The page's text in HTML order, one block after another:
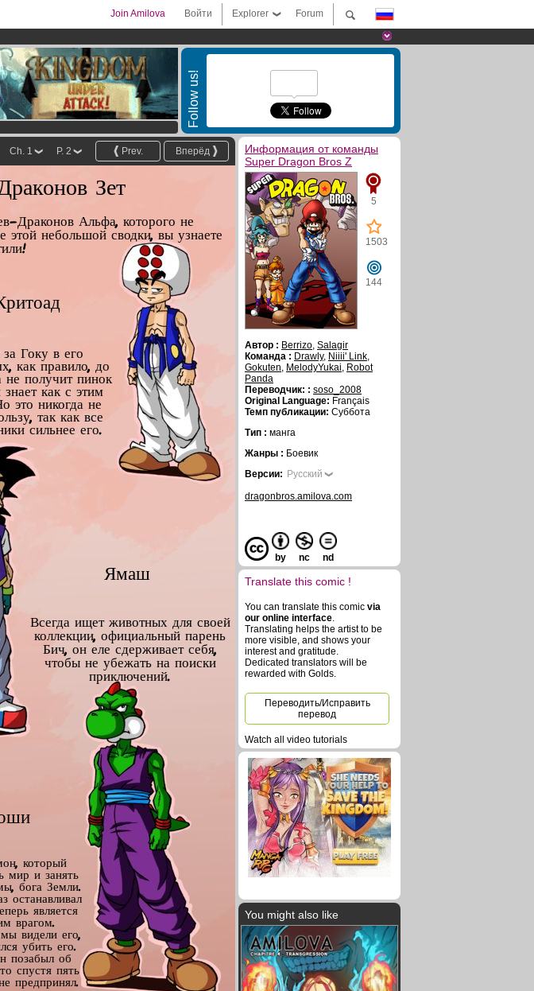
Forum
Explorer
Войти
Join Amilova
Follow us!
Вперёд
Prev.
P. 2
Ch. 1
Зет
Драконов Альфа, которого не
этой небольшой сводки, вы узнаете
Гоку в его
как правило, до
не получит пинок
как с этим
это никогда не
так как все
сильнее его.
Ямаш
Всегда ищет животных для своей
коллекции, официальный парень
Бич, он еле сдерживает себя,
чтобы не убежать на поиски
приключений.
который
мир и занять
бога Земли.
останавливал
является
врагом.
видели его,
убить его.
позабыл об
спустя пять
предпринял.
Информация от команды
Super Dragon Bros Z
5
1503
144
Автор : Berrizo, Salagir
Команда : Drawly, Niiii' Link,
Gokuten, MelodyYukai, Robot
Panda
Переводчик: : soso_2008
Original Language: Français
Темп публикации: Суббота
Тип : манга
Жанры : Боевик
Версии: Русский
dragonbros.amilova.com
by nc nd
Translate this comic !
You can translate this comic via
our online interface.
Translating helps the artist to be
more visible, and shows your
interest and gratitude.
Dedicated translators will be
rewarded with Golds.
Переводить/Исправить
перевод
Watch all video tutorials
You might also like